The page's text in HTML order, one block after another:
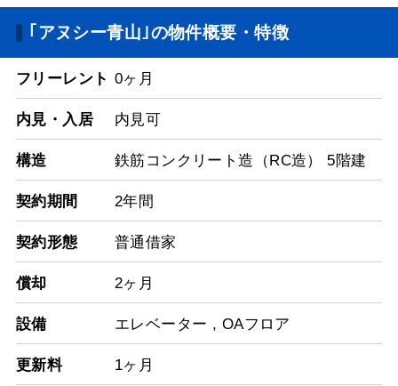
｢アヌシー青山｣の物件概要・特徴
フリーレント 0ヶ月
内見・入居 内見可
構造 鉄筋コンクリート造（RC造） 5階建
契約期間 2年間
契約形態 普通借家
償却 2ヶ月
設備 エレベーター , OAフロア
更新料 1ヶ月